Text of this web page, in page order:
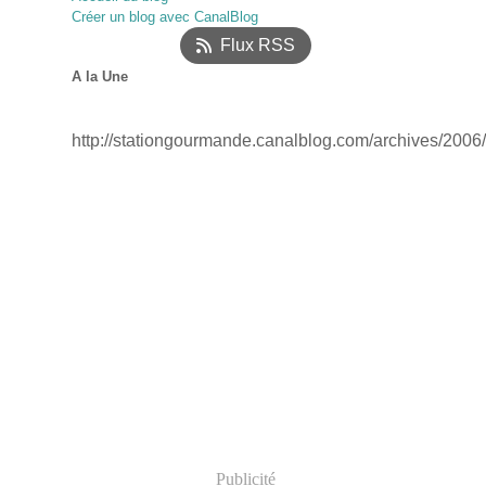
Janvier(18)
Créer un blog avec CanalBlog
Flux RSS
A la Une
http://stationgourmande.canalblog.com/archives/
Publicité